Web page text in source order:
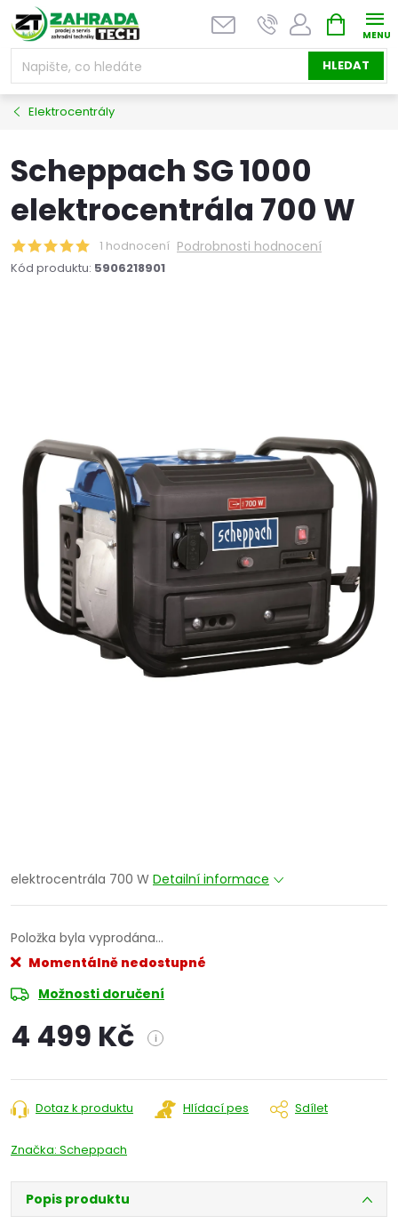
Přejít
na
obsah
HLEDAT
NÁKUPNÍ
KOŠÍK
Elektrocentrály
Scheppach SG 1000
elektrocentrála 700 W
1 hodnocení Podrobnosti hodnocení
Kód produktu: 5906218901
elektrocentrála 700 W Detailní informace
Položka byla vyprodána…
Momentálně nedostupné
Možnosti doručení
4 499 Kč i
cena:
Dotaz k produktu Hlídací pes Sdílet
Značka: Scheppach
Popis produktu